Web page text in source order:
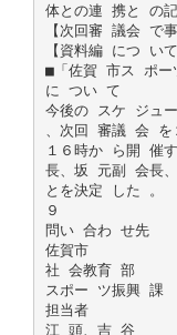
体との連 携と の
【次回審 議会 で
【資料編 につ い
■「佐賀 市ス ポ
に つい て
今後の スケ ジュ
、次回 審議 会 を
１６時か ら開 催
長、坂 元副 会長
とを決定 した 。
９
問い 合わ せ先
佐賀市
社 会教育 部
スポー ツ振興 課
担当者
江 頭、吉 谷